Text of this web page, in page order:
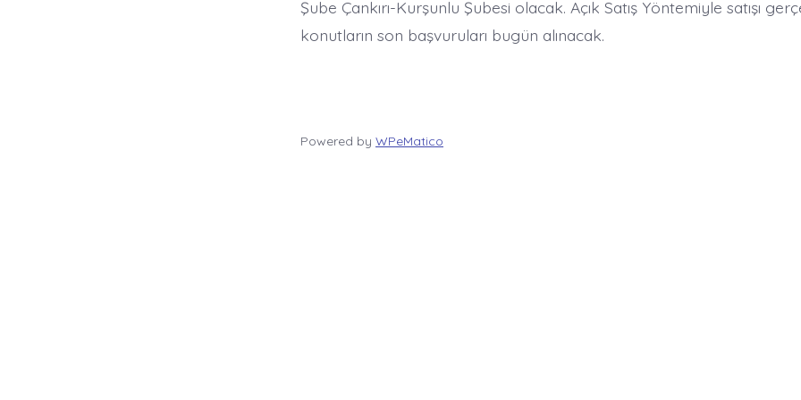
Şube Çankırı-Kurşunlu Şubesi olacak. Açık Satış Yöntemiyle satışı
konutların son başvuruları bugün alınacak.
Powered by WPeMatico